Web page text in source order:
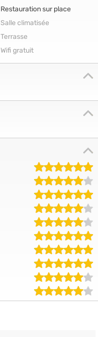
Restauration sur place
Salle climatisée
Terrasse
Wifi gratuit